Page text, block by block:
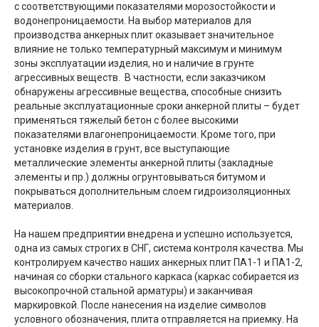
с соответствующими показателями морозостойкости и
водонепроницаемости. На выбор материалов для
производства анкерных плит оказывает значительное
влияние не только температурный максимум и минимум
зоны эксплуатации изделия, но и наличие в грунте
агрессивных веществ. В частности, если заказчиком
обнаружены агрессивные вещества, способные снизить
реальные эксплуатационные сроки анкерной плиты – будет
применяться тяжелый бетон с более высокими
показателями влагонепроницаемости. Кроме того, при
установке изделия в грунт, все выступающие
металлические элементы анкерной плиты (закладные
элементы и пр.) должны огрунтовываться битумом и
покрываться дополнительным слоем гидроизоляционных
материалов.
На нашем предприятии внедрена и успешно используется,
одна из самых строгих в СНГ, система контроля качества. Мы
контролируем качество наших анкерных плит ПА1-1 и ПА1-2,
начиная со сборки стального каркаса (каркас собирается из
высокопрочной стальной арматуры) и заканчивая
маркировкой. После нанесения на изделие символов
условного обозначения, плита отправляется на приемку. На